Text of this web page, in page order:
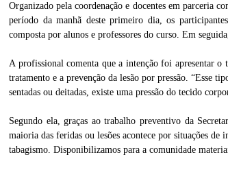
Organizado pela coordenação e docentes em parceria
período da manhã deste primeiro dia, os
composta por alunos e professores do curso. Em
A profissional comenta que a intenção foi apresentar
tratamento e a prevenção da lesão por pressão. “Esse
sentadas ou deitadas, existe uma pressão do tecido
Segundo ela, graças ao trabalho preventivo da
maioria das feridas ou lesões acontece por situações de
tabagismo. Disponibilizamos para a comunidade